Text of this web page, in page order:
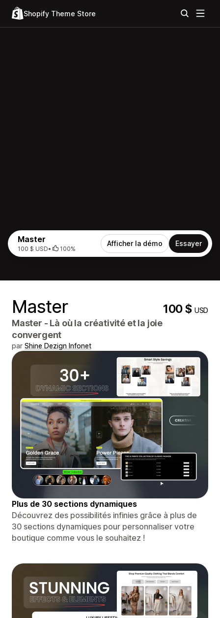
Shopify Theme Store
Master
100 $ USD• 100%
Afficher la démo Essayer
Master 100 $USD
Master - Là où la créativité et la joie
convergent
par Shine Dezign Infonet
Plus de 30 sections dynamiques
Découvrez des possibilités infinies grâce à plus de
30 sections dynamiques pour personnaliser votre
boutique comme vous le souhaitez !